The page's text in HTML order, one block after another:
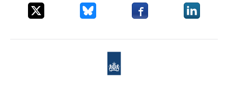
Deel dit item op XDeel dit item op Bluesky
Deel dit item opDeel dit